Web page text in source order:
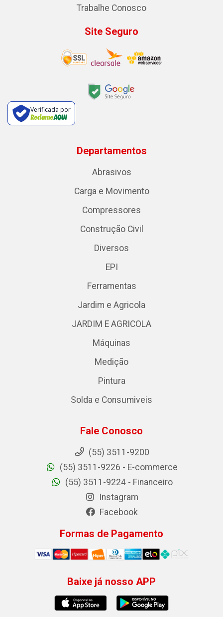
Trabalhe Conosco
Site Seguro
Verificada por
Departamentos
Abrasivos
Carga e Movimento
Compressores
Construção Civil
Diversos
EPI
Ferramentas
Jardim e Agricola
JARDIM E AGRICOLA
Máquinas
Medição
Pintura
Solda e Consumiveis
Fale Conosco
(55) 3511-9200
(55) 3511-9226 - E-commerce
(55) 3511-9224 - Financeiro
Instagram
Facebook
Formas de Pagamento
Baixe já nosso APP